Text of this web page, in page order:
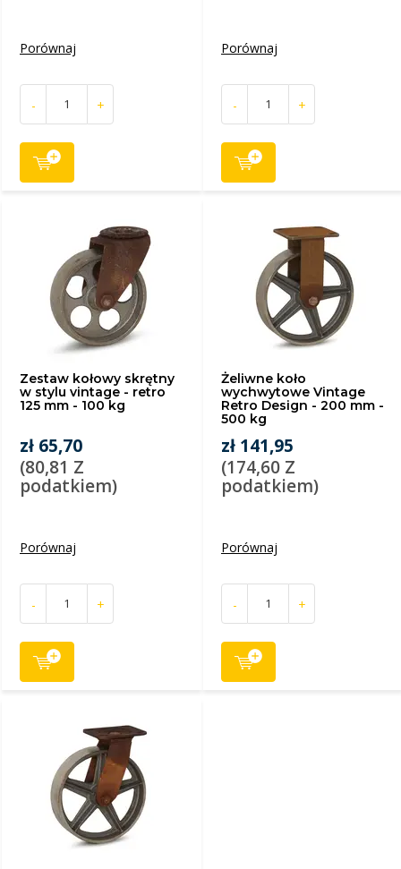
Porównaj
- +
Porównaj
- +
Zestaw kołowy skrętny
w stylu vintage - retro
125 mm - 100 kg
zł 65,70
(80,81 Z
podatkiem)
Porównaj
- +
Żeliwne koło
wychwytowe Vintage
Retro Design - 200 mm -
500 kg
zł 141,95
(174,60 Z
podatkiem)
Porównaj
- +